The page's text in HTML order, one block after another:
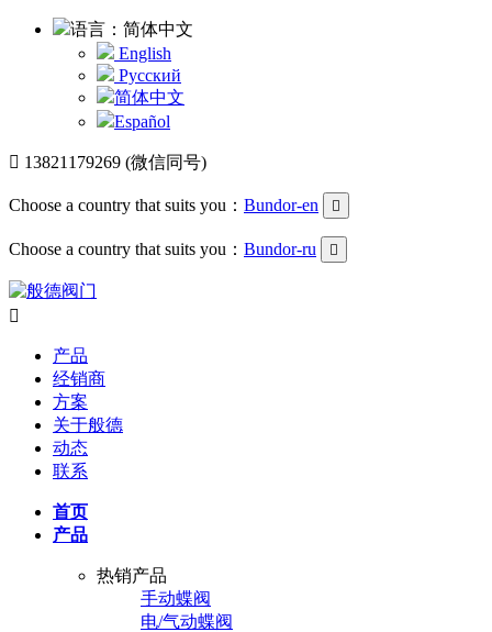
语言：简体中文
English
Русский
简体中文
Español
 13821179269 (微信同号)
Choose a country that suits you： Bundor-en 
Choose a country that suits you： Bundor-ru 

产品
经销商
方案
关于般德
动态
联系
首页
产品
热销产品
手动蝶阀
电/气动蝶阀